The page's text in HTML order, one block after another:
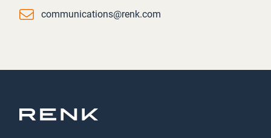
Emailcommunications@renk.com